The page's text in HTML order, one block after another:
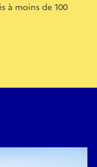
à moins de 100